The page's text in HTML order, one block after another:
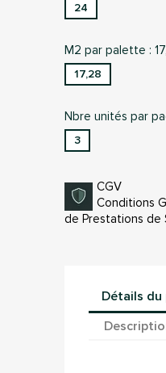
24
M2 par palette :
17,28
Nbre unités par
3
CGV
Conditions
de Prestations de
Détails